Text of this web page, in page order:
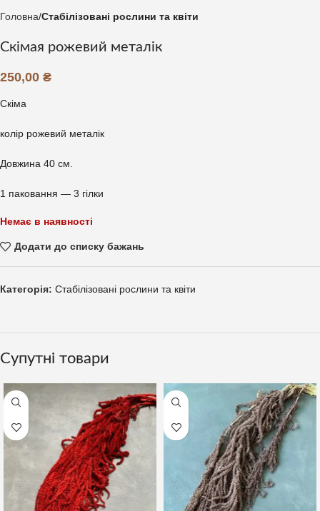
Головна Стабілізовані рослини та квіти
Скімая рожевий металік
250,00 ₴
Скіма
колір рожевий металік
Довжина 40 см.
1 паковання — 3 гілки
Немає в наявності
Додати до списку бажань
Категорія: Стабілізовані рослини та квіти
Супутні товари